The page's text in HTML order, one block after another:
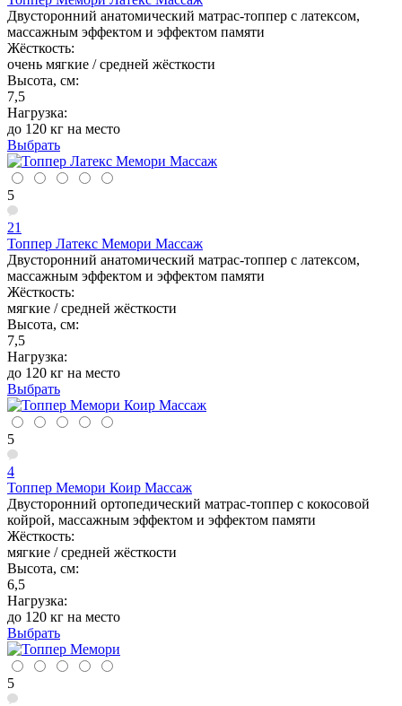
Двусторонний анатомический матрас-топпер с латексом,
массажным эффектом и эффектом памяти
Жёсткость:
очень мягкие / средней жёсткости
Высота, см:
7,5
Нагрузка:
до 120 кг на место
Выбрать
5
21
Топпер Латекс Мемори Массаж
Двусторонний анатомический матрас-топпер с латексом,
массажным эффектом и эффектом памяти
Жёсткость:
мягкие / средней жёсткости
Высота, см:
7,5
Нагрузка:
до 120 кг на место
Выбрать
5
4
Топпер Мемори Коир Массаж
Двусторонний ортопедический матрас-топпер с кокосовой
койрой, массажным эффектом и эффектом памяти
Жёсткость:
мягкие / средней жёсткости
Высота, см:
6,5
Нагрузка:
до 120 кг на место
Выбрать
5